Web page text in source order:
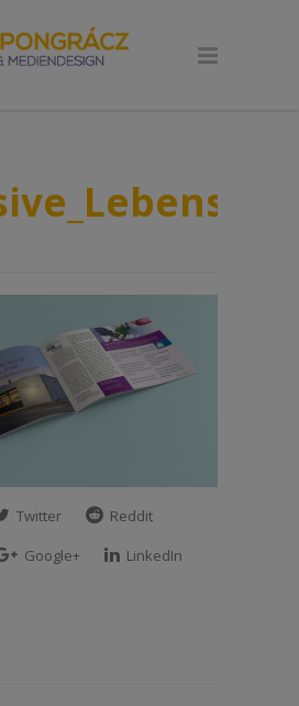
Twitter
Reddit
Google+
LinkedIn